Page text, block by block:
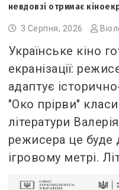
невдовзі отримає
3 Серпня, 2026
Українське кіно
екранізації:
адаптує
"Око прірви"
літератури
режисера це
ігровому метрі.